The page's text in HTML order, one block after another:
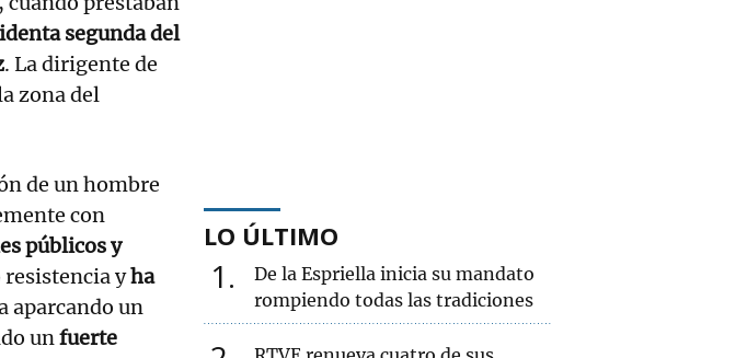
segunda del
. La dirigente de
zona del
de un hombre
con
públicos y
resistencia yha
aparcando un
unfuerte
LO ÚLTIMO
1
De la Espriella inicia su mandato
rompiendo todas las tradiciones